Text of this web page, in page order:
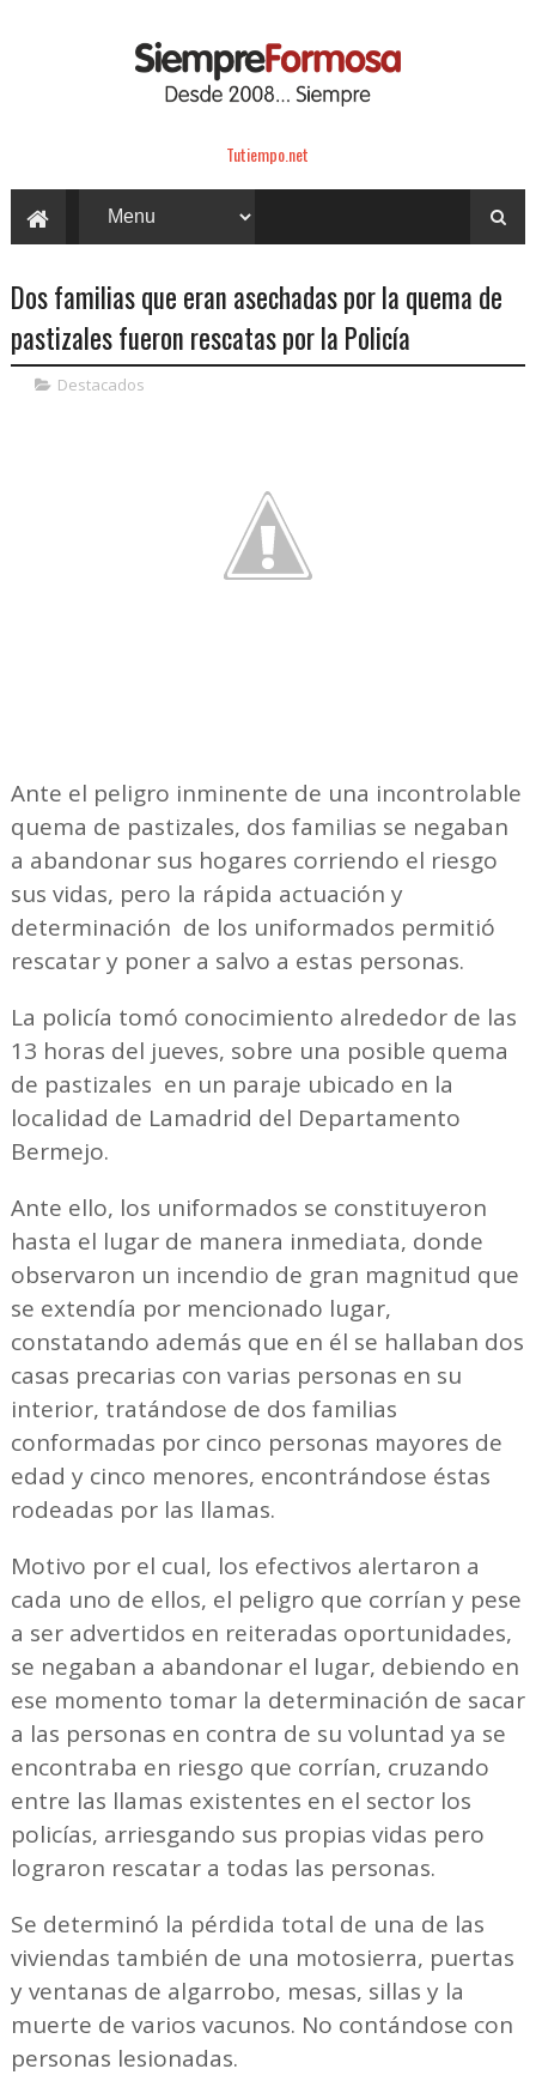
Tutiempo.net
Dos familias que eran asechadas por la quema de
pastizales fueron rescatas por la Policía
Destacados
Ante el peligro inminente de una incontrolable
quema de pastizales, dos familias se negaban
a abandonar sus hogares corriendo el riesgo
sus vidas, pero la rápida actuación y
determinación de los uniformados permitió
rescatar y poner a salvo a estas personas.
La policía tomó conocimiento alrededor de las
13 horas del jueves, sobre una posible quema
de pastizales en un paraje ubicado en la
localidad de Lamadrid del Departamento
Bermejo.
Ante ello, los uniformados se constituyeron
hasta el lugar de manera inmediata, donde
observaron un incendio de gran magnitud que
se extendía por mencionado lugar,
constatando además que en él se hallaban dos
casas precarias con varias personas en su
interior, tratándose de dos familias
conformadas por cinco personas mayores de
edad y cinco menores, encontrándose éstas
rodeadas por las llamas.
Motivo por el cual, los efectivos alertaron a
cada uno de ellos, el peligro que corrían y pese
a ser advertidos en reiteradas oportunidades,
se negaban a abandonar el lugar, debiendo en
ese momento tomar la determinación de sacar
a las personas en contra de su voluntad ya se
encontraba en riesgo que corrían, cruzando
entre las llamas existentes en el sector los
policías, arriesgando sus propias vidas pero
lograron rescatar a todas las personas.
Se determinó la pérdida total de una de las
viviendas también de una motosierra, puertas
y ventanas de algarrobo, mesas, sillas y la
muerte de varios vacunos. No contándose con
personas lesionadas.